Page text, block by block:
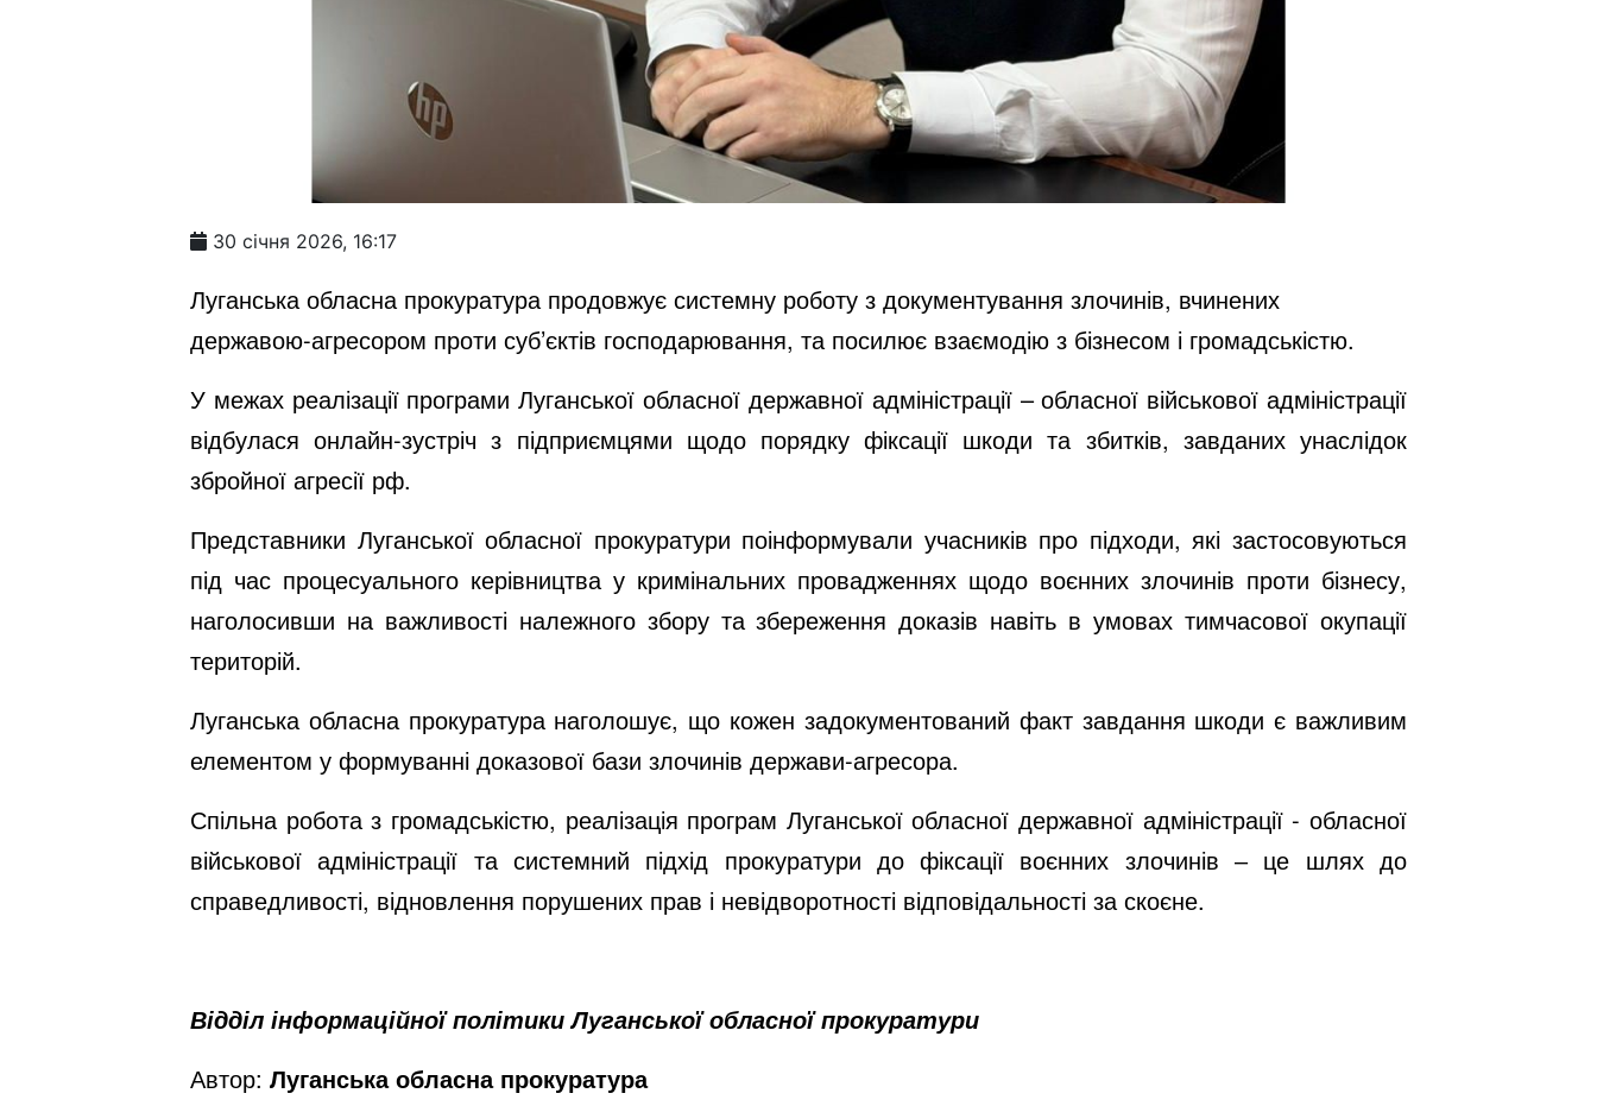
30 січня 2026, 16:17
Луганська обласна прокуратура продовжує системну роботу з документування злочинів, вчинених
державою-агресором проти суб’єктів господарювання, та посилює взаємодію з бізнесом і громадськістю.
У межах реалізації програми Луганської обласної державної адміністрації – обласної військової адміністрації
відбулася онлайн-зустріч з підприємцями щодо порядку фіксації шкоди та збитків, завданих унаслідок
збройної агресії рф.
Представники Луганської обласної прокуратури поінформували учасників про підходи, які застосовуються
під час процесуального керівництва у кримінальних провадженнях щодо воєнних злочинів проти бізнесу,
наголосивши на важливості належного збору та збереження доказів навіть в умовах тимчасової окупації
територій.
Луганська обласна прокуратура наголошує, що кожен задокументований факт завдання шкоди є важливим
елементом у формуванні доказової бази злочинів держави-агресора.
Спільна робота з громадськістю, реалізація програм Луганської обласної державної адміністрації - обласної
військової адміністрації та системний підхід прокуратури до фіксації воєнних злочинів ‒ це шлях до
справедливості, відновлення порушених прав і невідворотності відповідальності за скоєне.
Відділ інформаційної політики Луганської обласної прокуратури
Автор: Луганська обласна прокуратура